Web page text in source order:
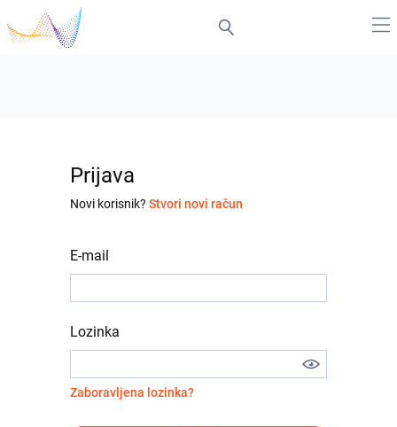
Prijava
Novi korisnik? Stvori novi račun
E-mail
Lozinka
Zaboravljena lozinka?